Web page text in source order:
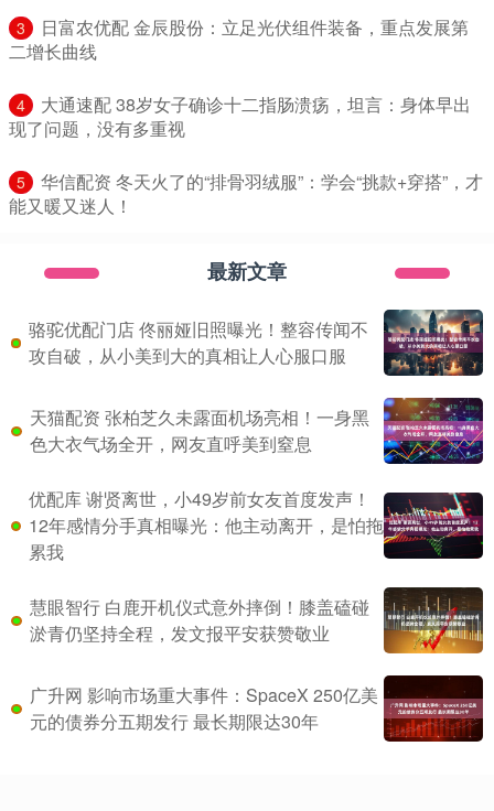
3
​日富农优配 金辰股份：立足光伏组件装备，重点发展第
二增长曲线
4
​大通速配 38岁女子确诊十二指肠溃疡，坦言：身体早出
现了问题，没有多重视
5
​华信配资 冬天火了的“排骨羽绒服”：学会“挑款+穿搭”，才
能又暖又迷人！
最新文章
骆驼优配门店 佟丽娅旧照曝光！整容传闻不
攻自破，从小美到大的真相让人心服口服
天猫配资 张柏芝久未露面机场亮相！一身黑
色大衣气场全开，网友直呼美到窒息
优配库 谢贤离世，小49岁前女友首度发声！
12年感情分手真相曝光：他主动离开，是怕拖
累我
慧眼智行 白鹿开机仪式意外摔倒！膝盖磕碰
淤青仍坚持全程，发文报平安获赞敬业
广升网 影响市场重大事件：SpaceX 250亿美
元的债券分五期发行 最长期限达30年